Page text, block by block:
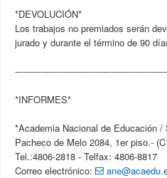
*DEVOLUCIÓN*
Los trabajos no premiados serán
jurado y durante el término de 90
*INFORMES*
*Academia Nacional de Educación /
Pacheco de Melo 2084, 1er piso.-
Tel.:4806-2818 - Telfax: 4806-8817
Correo electrónico: